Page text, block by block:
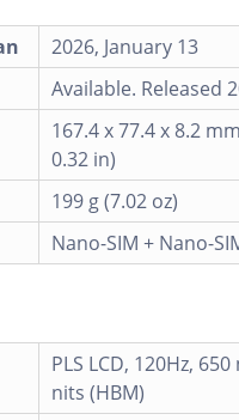
2026, January 13
Available. Released
167.4 x 77.4 x 8.2
0.32 in)
199 g (7.02 oz)
Nano-SIM + Nano-
PLS LCD, 120Hz,
nits (HBM)